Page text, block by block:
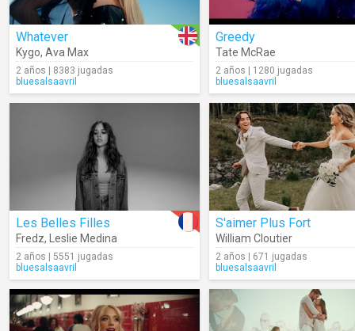
Whatever
Kygo, Ava Max
2 años | 8383 jugadas
bluesalsaavril
Greedy
Tate McRae
2 años | 1280 jugadas
bluesalsaavril
Les Belles Filles
Fredz, Leslie Medina
2 años | 5551 jugadas
bluesalsaavril
S'aimer Plus Fort
William Cloutier
2 años | 671 jugadas
bluesalsaavril